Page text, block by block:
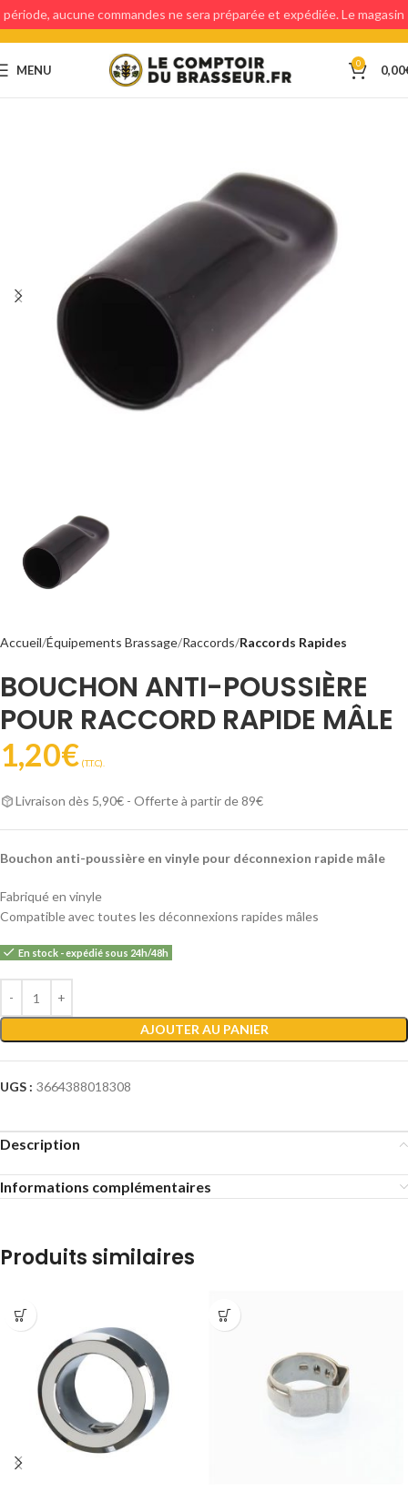
MENU 0 0,00
Accueil Équipements Brassage Raccords Raccords Rapides
BOUCHON ANTI-POUSSIÈRE
POUR RACCORD RAPIDE MÂLE
1,20€ (T.T.C).
Livraison dès 5,90€ - Offerte à partir de 89€
Bouchon anti-poussière en vinyle pour déconnexion rapide mâle
Fabriqué en vinyle
Compatible avec toutes les déconnexions rapides mâles
En stock - expédié sous 24h/48h
AJOUTER AU PANIER
UGS : 3664388018308
Description
Informations complémentaires
Produits similaires
période, aucune commandes ne sera préparée et expédiée. Le magasin
étant fermé, aucun retraits en magasin ne sera possible.